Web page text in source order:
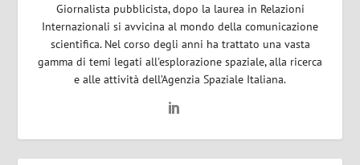
Giornalista pubblicista, dopo la laurea in Relazioni
Internazionali si avvicina al mondo della comunicazione
scientifica. Nel corso degli anni ha trattato una vasta
gamma di temi legati all'esplorazione spaziale, alla ricerca
e alle attività dell’Agenzia Spaziale Italiana.